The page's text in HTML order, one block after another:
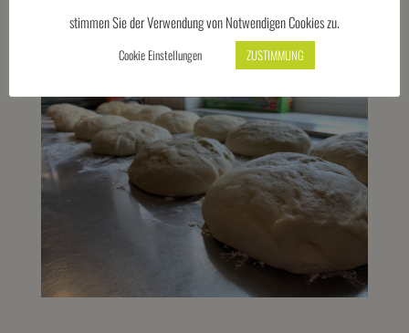
stimmen Sie der Verwendung von Notwendigen Cookies zu.
Cookie Einstellungen ZUSTIMMUNG